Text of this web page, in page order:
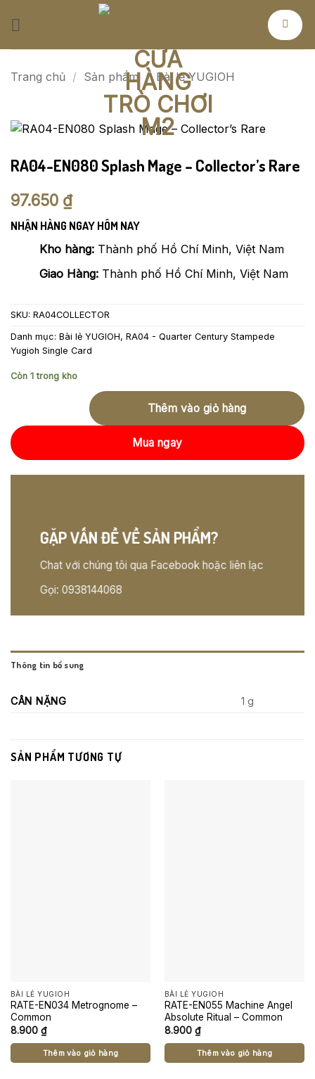
Trang chủ / Sản phẩm / Bài lẻ YUGIOH
RA04-EN080 Splash Mage – Collector’s Rare
97.650 ₫
NHẬN HÀNG NGAY HÔM NAY
Kho hàng: Thành phố Hồ Chí Minh, Việt Nam
Giao Hàng: Thành phố Hồ Chí Minh, Việt Nam
SKU: RA04COLLECTOR
Danh mục: Bài lẻ YUGIOH, RA04 - Quarter Century Stampede
Yugioh Single Card
Còn 1 trong kho
Thêm vào giỏ hàng
Mua ngay
GẶP VẤN ĐỀ VỀ SẢN PHẨM?
Chat với chúng tôi qua Facebook hoặc liên lạc
Gọi: 0938144068
Thông tin bổ sung
CÂN NẶNG 1 g
SẢN PHẨM TƯƠNG TỰ
BÀI LẺ YUGIOH
RATE-EN034 Metrognome –
Common
8.900 ₫
Thêm vào giỏ hàng
BÀI LẺ YUGIOH
RATE-EN055 Machine Angel
Absolute Ritual – Common
8.900 ₫
Thêm vào giỏ hàng